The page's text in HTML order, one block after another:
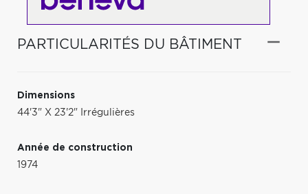
PARTICULARITÉS DU BÂTIMENT
Dimensions
44'3" X 23'2" Irrégulières
Année de construction
1974